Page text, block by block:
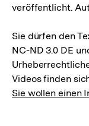
veröffentlicht.
Sie dürfen den
NC-ND 3.0 DE
Videos finden
Sie wollen einen